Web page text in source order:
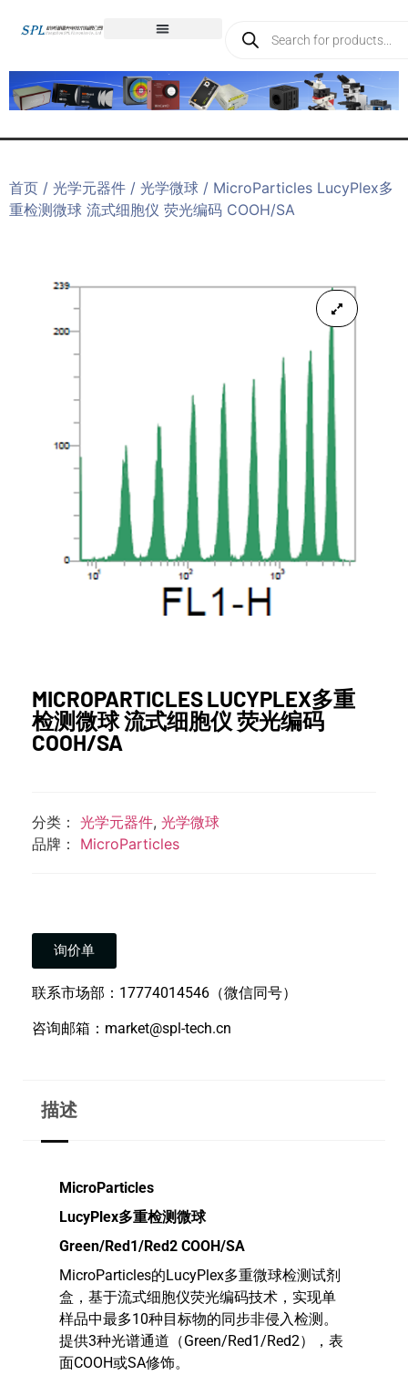
首页 / 光学元器件 / 光学微球 / MicroParticles LucyPlex多
重检测微球 流式细胞仪 荧光编码 COOH/SA
MICROPARTICLES LUCYPLEX多重
检测微球 流式细胞仪 荧光编码
COOH/SA
分类： 光学元器件, 光学微球
品牌： MicroParticles
询价单
联系市场部：17774014546（微信同号）
咨询邮箱：market@spl-tech.cn
描述
MicroParticles
LucyPlex多重检测微球
Green/Red1/Red2 COOH/SA
MicroParticles的LucyPlex多重微球检测试剂
盒，基于流式细胞仪荧光编码技术，实现单
样品中最多10种目标物的同步非侵入检测。
提供3种光谱通道（Green/Red1/Red2），表
面COOH或SA修饰。